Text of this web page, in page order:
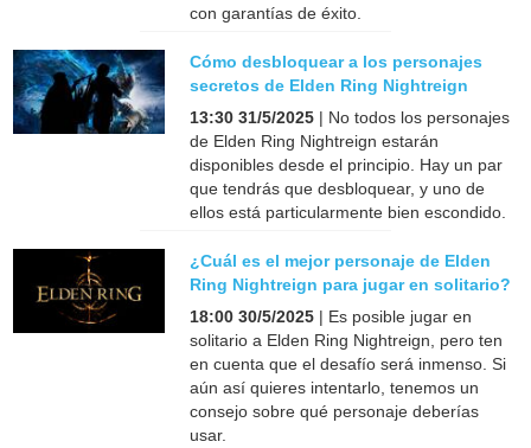
con garantías de éxito.
Cómo desbloquear a los personajes
secretos de Elden Ring Nightreign
13:30 31/5/2025 | No todos los personajes
de Elden Ring Nightreign estarán
disponibles desde el principio. Hay un par
que tendrás que desbloquear, y uno de
ellos está particularmente bien escondido.
¿Cuál es el mejor personaje de Elden
Ring Nightreign para jugar en solitario?
18:00 30/5/2025 | Es posible jugar en
solitario a Elden Ring Nightreign, pero ten
en cuenta que el desafío será inmenso. Si
aún así quieres intentarlo, tenemos un
consejo sobre qué personaje deberías
usar.